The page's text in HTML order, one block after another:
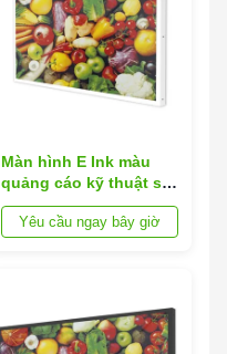
Màn hình E Ink màu
quảng cáo kỹ thuật số
VETO, thân thiện với
môi trường, 31.5 inch
Yêu cầu ngay bây giờ